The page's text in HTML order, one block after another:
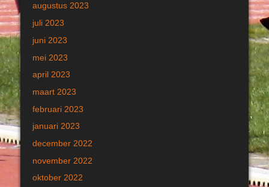
augustus 2023
juli 2023
juni 2023
mei 2023
april 2023
maart 2023
februari 2023
januari 2023
december 2022
november 2022
oktober 2022